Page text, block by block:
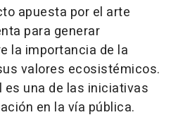
apuesta por el arte
para generar
la importancia de la
valores ecosistémicos.
es una de las iniciativas
en la vía pública.